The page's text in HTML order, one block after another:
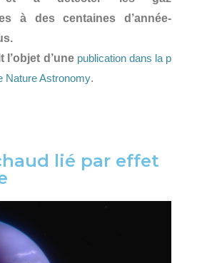
à des centaines d’année-
l’objet d’une publication dans la p
Nature Astronomy.
lié par effet